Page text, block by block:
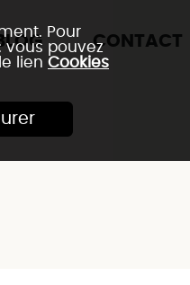
Pour
vous pouvez
lien Cookies
CONTACT